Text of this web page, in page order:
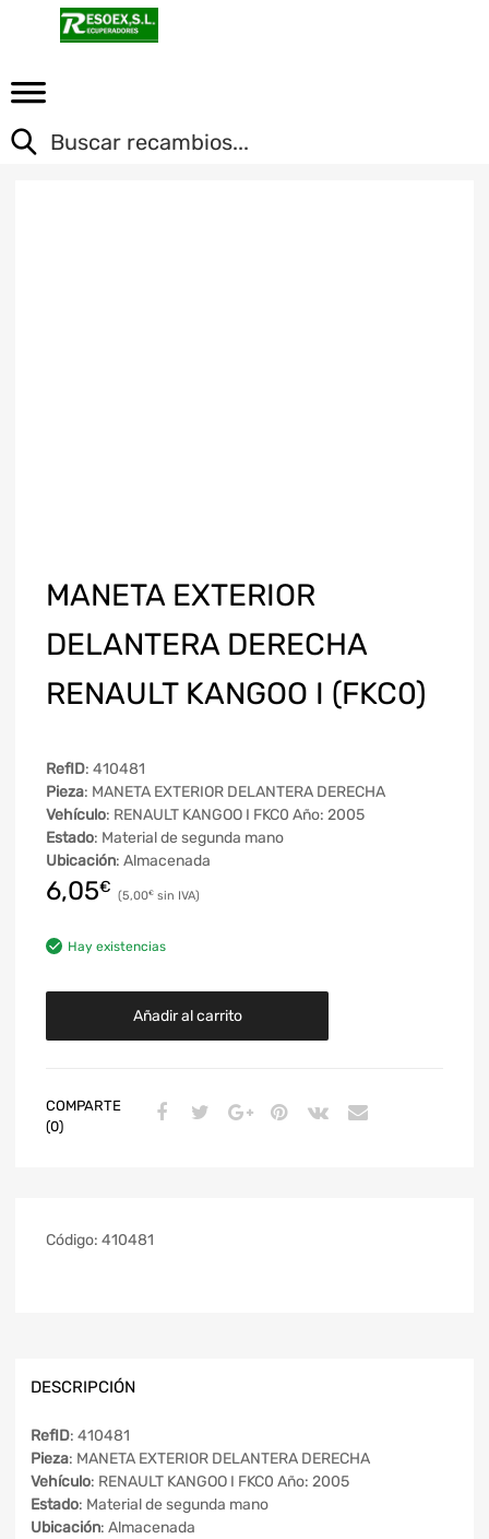
MANETA EXTERIOR
DELANTERA DERECHA
RENAULT KANGOO I (FKC0)
RefID: 410481
Pieza: MANETA EXTERIOR DELANTERA DERECHA
Vehículo: RENAULT KANGOO I FKC0 Año: 2005
Estado: Material de segunda mano
Ubicación: Almacenada
6,05€ 5,00€
Hay existencias
Añadir al carrito
COMPARTE
(0)
Código: 410481
DESCRIPCIÓN
RefID: 410481
Pieza: MANETA EXTERIOR DELANTERA DERECHA
Vehículo: RENAULT KANGOO I FKC0 Año: 2005
Estado: Material de segunda mano
Ubicación: Almacenada